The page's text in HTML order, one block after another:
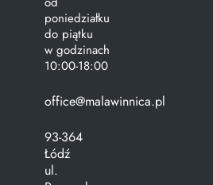
poniedziałku
do piątku
w godzinach
10:00-18:00
office@malawinnica.pl
93-364
Łódź
ul.